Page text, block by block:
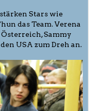
Stars wie
das Team. Verena
Sammy
USA zum Dreh an.